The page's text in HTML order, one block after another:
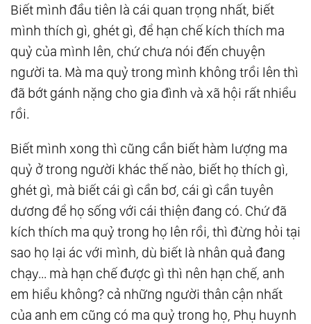
Biết mình đầu tiên là cái quan trọng nhất, biết
mình thích gì, ghét gì, để hạn chế kích thích ma
quỷ của mình lên, chứ chưa nói đến chuyện
người ta. Mà ma quỷ trong mình không trồi lên thì
đã bớt gánh nặng cho gia đình và xã hội rất nhiều
rồi.
Biết mình xong thì cũng cần biết hàm lượng ma
quỷ ở trong người khác thế nào, biết họ thích gì,
ghét gì, mà biết cái gì cần bơ, cái gì cần tuyên
dương để họ sống với cái thiện đang có. Chứ đã
kích thích ma quỷ trong họ lên rồi, thì đừng hỏi tại
sao họ lại ác với mình, dù biết là nhân quả đang
chạy... mà hạn chế được gì thì nên hạn chế, anh
em hiểu không? cả những người thân cận nhất
của anh em cũng có ma quỷ trong họ, Phụ huynh